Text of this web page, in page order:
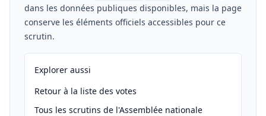
dans les données publiques disponibles, mais la page
conserve les éléments officiels accessibles pour ce
scrutin.
Explorer aussi
Retour à la liste des votes
Tous les scrutins de l'Assemblée nationale